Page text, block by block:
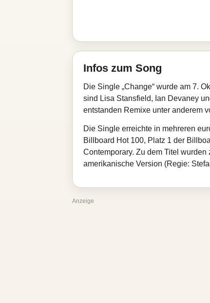
Infos zum Song
Die Single „Change“ wurde am 7.
sind Lisa Stansfield, Ian Devaney
entstanden Remixe unter anderem
Die Single erreichte in mehreren
Billboard Hot 100, Platz 1 der
Contemporary. Zu dem Titel
amerikanische Version (Regie:
Anzeige